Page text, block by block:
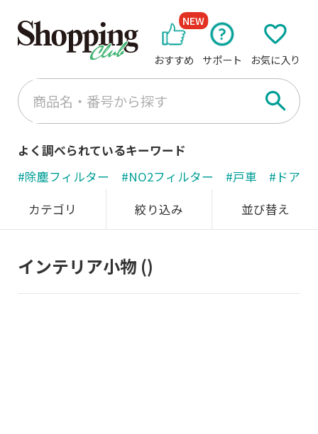
おすすめ
NEW
サポート お気に入り
よく調べられているキーワード
#除塵フィルター
#NO2フィルター #戸車
#ドアノ
カテゴリ
絞り込み 並び替え
インテリア小物 ()